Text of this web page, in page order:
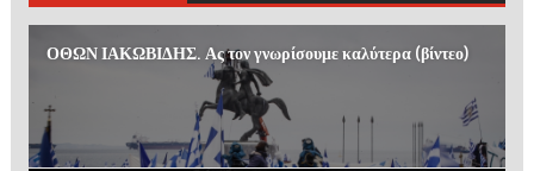
ΟΘΩΝ ΙΑΚΩΒΙΔΗΣ. Ας τον γνωρίσουμε καλύτερα (βίντεο)